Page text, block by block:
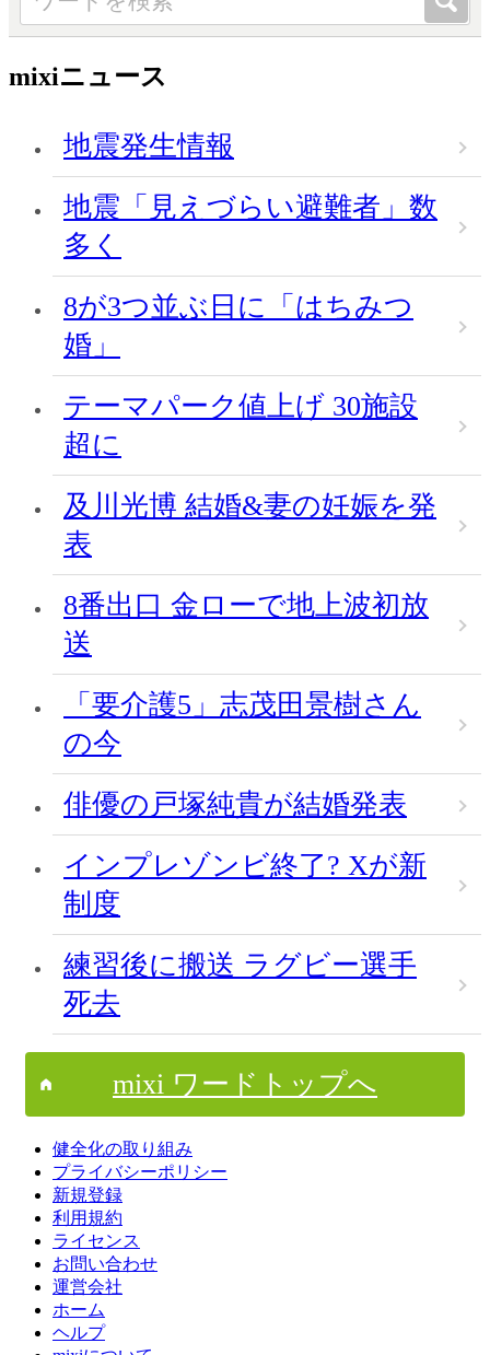
mixiニュース
地震発生情報
地震「見えづらい避難者」数
多く
8が3つ並ぶ日に「はちみつ
婚」
テーマパーク値上げ 30施設
超に
及川光博 結婚&妻の妊娠を発
表
8番出口 金ローで地上波初放
送
「要介護5」志茂田景樹さん
の今
俳優の戸塚純貴が結婚発表
インプレゾンビ終了? Xが新
制度
練習後に搬送 ラグビー選手
死去
mixi ワードトップへ
健全化の取り組み
プライバシーポリシー
新規登録
利用規約
ライセンス
お問い合わせ
運営会社
ホーム
ヘルプ